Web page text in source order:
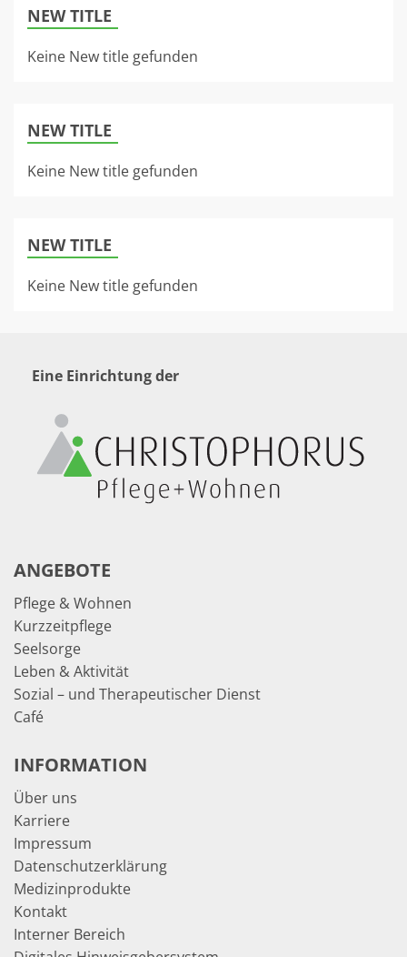
NEW TITLE
Keine New title gefunden
NEW TITLE
Keine New title gefunden
NEW TITLE
Keine New title gefunden
Eine Einrichtung der
ANGEBOTE
Pflege & Wohnen
Kurzzeitpflege
Seelsorge
Leben & Aktivität
Sozial – und Therapeutischer Dienst
Café
INFORMATION
Über uns
Karriere
Impressum
Datenschutzerklärung
Medizinprodukte
Kontakt
Interner Bereich